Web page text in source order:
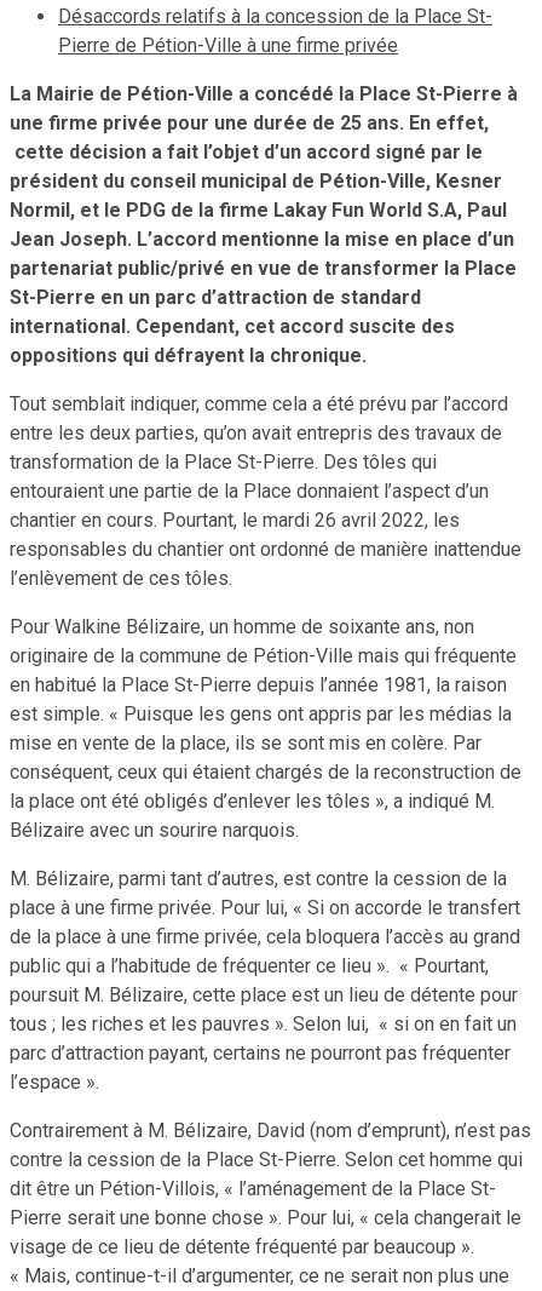
Désaccords relatifs à la concession de la Place St-
Pierre de Pétion-Ville à une firme privée
La Mairie de Pétion-Ville a concédé la Place St-Pierre à
une firme privée pour une durée de 25 ans. En effet,
cette décision a fait l’objet d’un accord signé par le
président du conseil municipal de Pétion-Ville, Kesner
Normil, et le PDG de la firme Lakay Fun World S.A, Paul
Jean Joseph. L’accord mentionne la mise en place d’un
partenariat public/privé en vue de transformer la Place
St-Pierre en un parc d’attraction de standard
international. Cependant, cet accord suscite des
oppositions qui défrayent la chronique.
Tout semblait indiquer, comme cela a été prévu par l’accord
entre les deux parties, qu’on avait entrepris des travaux de
transformation de la Place St-Pierre. Des tôles qui
entouraient une partie de la Place donnaient l’aspect d’un
chantier en cours. Pourtant, le mardi 26 avril 2022, les
responsables du chantier ont ordonné de manière inattendue
l’enlèvement de ces tôles.
Pour Walkine Bélizaire, un homme de soixante ans, non
originaire de la commune de Pétion-Ville mais qui fréquente
en habitué la Place St-Pierre depuis l’année 1981, la raison
est simple. « Puisque les gens ont appris par les médias la
mise en vente de la place, ils se sont mis en colère. Par
conséquent, ceux qui étaient chargés de la reconstruction de
la place ont été obligés d’enlever les tôles », a indiqué M.
Bélizaire avec un sourire narquois.
M. Bélizaire, parmi tant d’autres, est contre la cession de la
place à une firme privée. Pour lui, « Si on accorde le transfert
de la place à une firme privée, cela bloquera l’accès au grand
public qui a l’habitude de fréquenter ce lieu ». « Pourtant,
poursuit M. Bélizaire, cette place est un lieu de détente pour
tous ; les riches et les pauvres ». Selon lui, « si on en fait un
parc d’attraction payant, certains ne pourront pas fréquenter
l’espace ».
Contrairement à M. Bélizaire, David (nom d’emprunt), n’est pas
contre la cession de la Place St-Pierre. Selon cet homme qui
dit être un Pétion-Villois, « l’aménagement de la Place St-
Pierre serait une bonne chose ». Pour lui, « cela changerait le
visage de ce lieu de détente fréquenté par beaucoup ».
« Mais, continue-t-il d’argumenter, ce ne serait non plus une